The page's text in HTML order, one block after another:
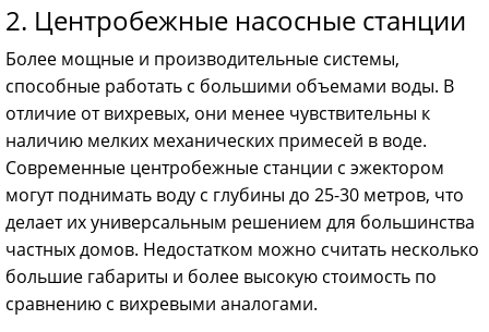
2. Центробежные насосные станции
Более мощные и производительные системы,
способные работать с большими объемами воды. В
отличие от вихревых, они менее чувствительны к
наличию мелких механических примесей в воде.
Современные центробежные станции с эжектором
могут поднимать воду с глубины до 25-30 метров, что
делает их универсальным решением для большинства
частных домов. Недостатком можно считать несколько
большие габариты и более высокую стоимость по
сравнению с вихревыми аналогами.